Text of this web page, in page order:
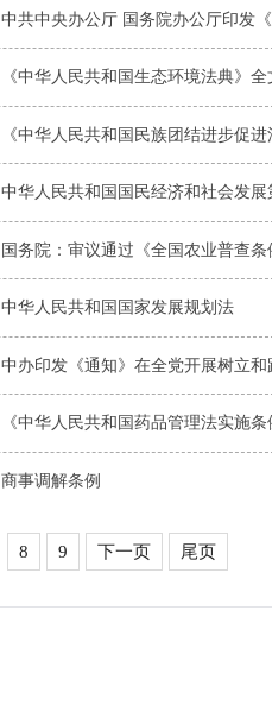
《中华人民共和国生态环境法典》
《中华人民共和国民族团结进步促
中华人民共和国国民经济和社会发
国务院：审议通过《全国农业普查
中华人民共和国国家发展规划法
中办印发《通知》在全党开展树立
《中华人民共和国药品管理法实施
商事调解条例
8 9 下一页 尾页